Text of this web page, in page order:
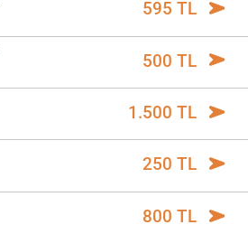
595 TL
500 TL
1.500 TL
250 TL
800 TL